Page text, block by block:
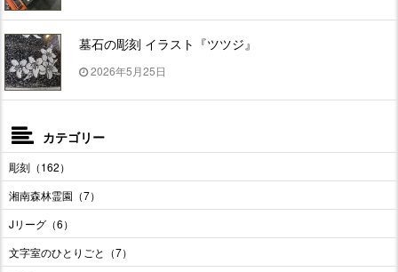
墓石の彫刻 イラスト『ツツジ』
2026年5月25日
カテゴリー
彫刻（162）
湘南森林霊園（7）
Jリーグ（6）
文字室のひとりごと（7）